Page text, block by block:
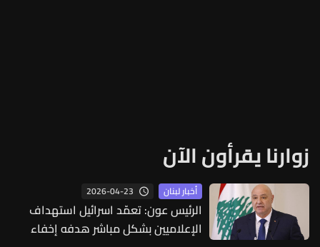
زوارنا يقرأون الآن
أخبار لبنان 2026-04-23
الرئيس عون: تعمّد اسرائيل استهداف
الإعلاميين بشكل مباشر هدفه إخفاء